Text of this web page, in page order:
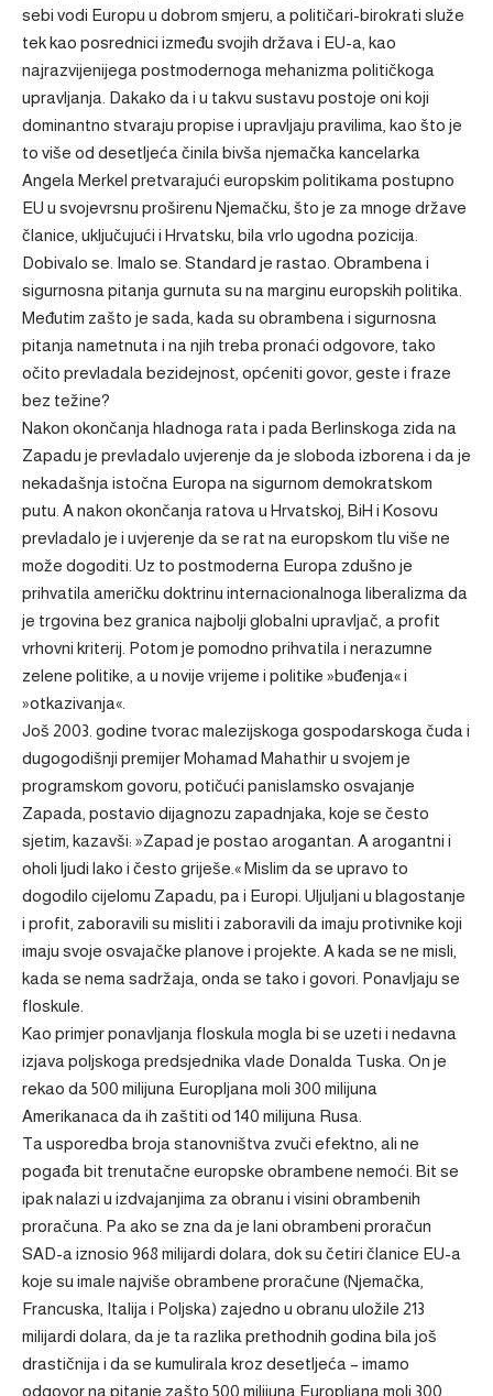
sebi vodi Europu u dobrom smjeru, a političari-birokrati služe
tek kao posrednici između svojih država i EU-a, kao
najrazvijenijega postmodernoga mehanizma političkoga
upravljanja. Dakako da i u takvu sustavu postoje oni koji
dominantno stvaraju propise i upravljaju pravilima, kao što je
to više od desetljeća činila bivša njemačka kancelarka
Angela Merkel pretvarajući europskim politikama postupno
EU u svojevrsnu proširenu Njemačku, što je za mnoge države
članice, uključujući i Hrvatsku, bila vrlo ugodna pozicija.
Dobivalo se. Imalo se. Standard je rastao. Obrambena i
sigurnosna pitanja gurnuta su na marginu europskih politika.
Međutim zašto je sada, kada su obrambena i sigurnosna
pitanja nametnuta i na njih treba pronaći odgovore, tako
očito prevladala bezidejnost, općeniti govor, geste i fraze
bez težine?
Nakon okončanja hladnoga rata i pada Berlinskoga zida na
Zapadu je prevladalo uvjerenje da je sloboda izborena i da je
nekadašnja istočna Europa na sigurnom demokratskom
putu. A nakon okončanja ratova u Hrvatskoj, BiH i Kosovu
prevladalo je i uvjerenje da se rat na europskom tlu više ne
može dogoditi. Uz to postmoderna Europa zdušno je
prihvatila američku doktrinu internacionalnoga liberalizma da
je trgovina bez granica najbolji globalni upravljač, a profit
vrhovni kriterij. Potom je pomodno prihvatila i nerazumne
zelene politike, a u novije vrijeme i politike »buđenja« i
»otkazivanja«.
Još 2003. godine tvorac malezijskoga gospodarskoga čuda i
dugogodišnji premijer Mohamad Mahathir u svojem je
programskom govoru, potičući panislamsko osvajanje
Zapada, postavio dijagnozu zapadnjaka, koje se često
sjetim, kazavši: »Zapad je postao arogantan. A arogantni i
oholi ljudi lako i često griješe.« Mislim da se upravo to
dogodilo cijelomu Zapadu, pa i Europi. Uljuljani u blagostanje
i profit, zaboravili su misliti i zaboravili da imaju protivnike koji
imaju svoje osvajačke planove i projekte. A kada se ne misli,
kada se nema sadržaja, onda se tako i govori. Ponavljaju se
floskule.
Kao primjer ponavljanja floskula mogla bi se uzeti i nedavna
izjava poljskoga predsjednika vlade Donalda Tuska. On je
rekao da 500 milijuna Europljana moli 300 milijuna
Amerikanaca da ih zaštiti od 140 milijuna Rusa.
Ta usporedba broja stanovništva zvuči efektno, ali ne
pogađa bit trenutačne europske obrambene nemoći. Bit se
ipak nalazi u izdvajanjima za obranu i visini obrambenih
proračuna. Pa ako se zna da je lani obrambeni proračun
SAD-a iznosio 968 milijardi dolara, dok su četiri članice EU-a
koje su imale najviše obrambene proračune (Njemačka,
Francuska, Italija i Poljska) zajedno u obranu uložile 213
milijardi dolara, da je ta razlika prethodnih godina bila još
drastičnija i da se kumulirala kroz desetljeća – imamo
odgovor na pitanje zašto 500 milijuna Europljana moli 300